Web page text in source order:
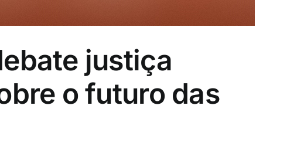
justiça
o futuro das